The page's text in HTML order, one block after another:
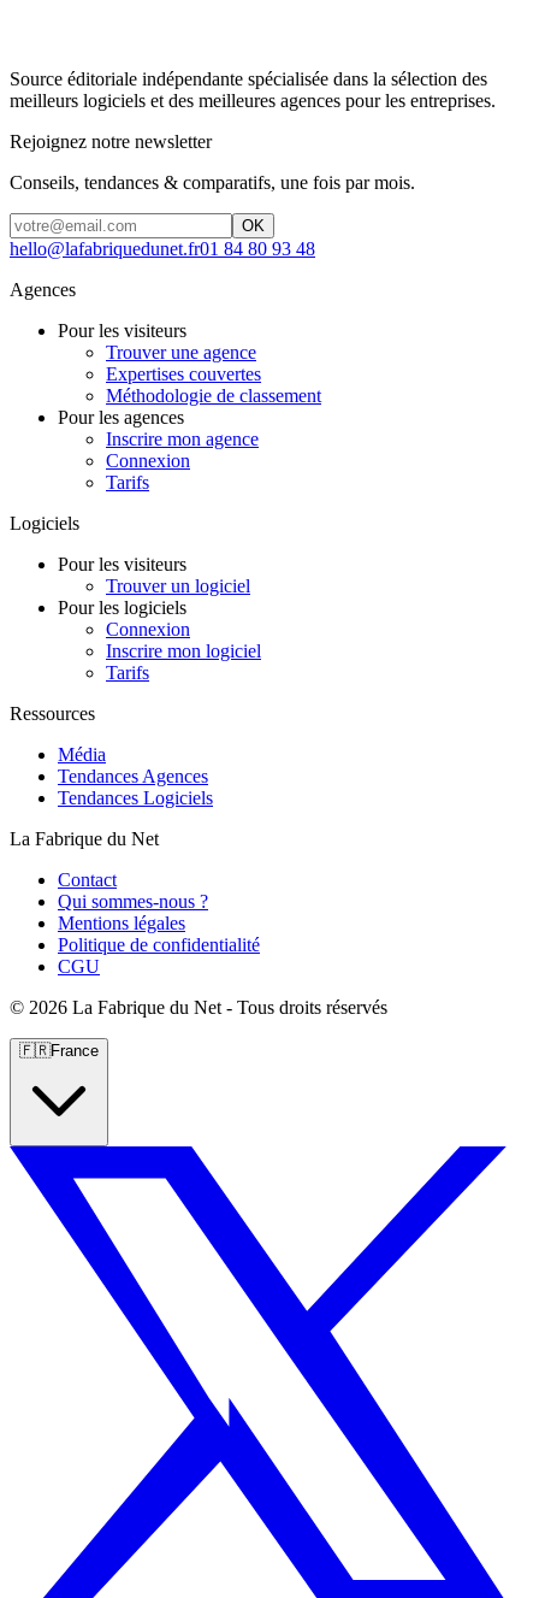
Source éditoriale indépendante spécialisée dans la sélection des
meilleurs logiciels et des meilleures agences pour les entreprises.
Rejoignez notre newsletter
Conseils, tendances & comparatifs, une fois par mois.
OK
hello@lafabriquedunet.fr01 84 80 93 48
Agences
Pour les visiteurs
Trouver une agence
Expertises couvertes
Méthodologie de classement
Pour les agences
Inscrire mon agence
Connexion
Tarifs
Logiciels
Pour les visiteurs
Trouver un logiciel
Pour les logiciels
Connexion
Inscrire mon logiciel
Tarifs
Ressources
Média
Tendances Agences
Tendances Logiciels
La Fabrique du Net
Contact
Qui sommes-nous ?
Mentions légales
Politique de confidentialité
CGU
© 2026 La Fabrique du Net - Tous droits réservés
🇫🇷France